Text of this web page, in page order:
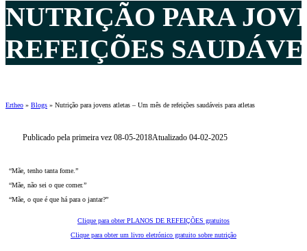
NUTRIÇÃO PARA
REFEIÇÕES
Ertheo » Blogs » Nutrição para jovens atletas – Um mês de refeições saudáveis para atletas
Publicado pela primeira vez 08-05-2018Atualizado 04-02-2025
“Mãe, tenho tanta fome.”
“Mãe, não sei o que comer.”
“Mãe, o que é que há para o jantar?”
Clique para obter PLANOS DE REFEIÇÕES gratuitos
Clique para obter um livro eletrónico gratuito sobre nutrição